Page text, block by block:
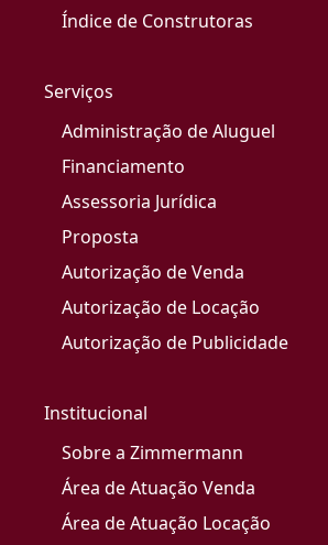
Índice de Construtoras
Serviços
Administração de Aluguel
Financiamento
Assessoria Jurídica
Proposta
Autorização de Venda
Autorização de Locação
Autorização de Publicidade
Institucional
Sobre a Zimmermann
Área de Atuação Venda
Área de Atuação Locação